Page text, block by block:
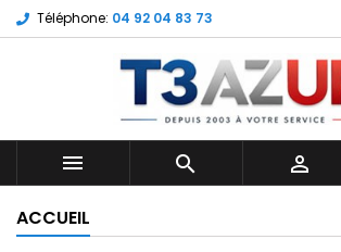
Téléphone: 04 92 04 83 73
  
ACCUEIL